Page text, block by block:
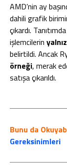
AMD’nin ay
dahili grafik
çıkardı. Tanıtımda
işlemcilerin
belirtildi. Ancak
örneği, merak
satışa çıkarıldı.
Bunu da
Gereksinimleri